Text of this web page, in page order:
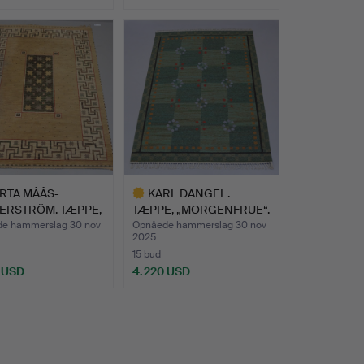
MÅÅS-
TÆPPE,
hammerslag 30 nov
KARL DANGEL.
TÆPPE, „MORGENFRUE“.
Opnåede hammerslag 30 nov
2025
15 bud
4.220 USD